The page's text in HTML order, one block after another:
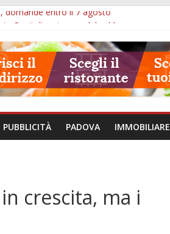
domande entro il 7 agosto
davvero un’opera
credito sul gasolio e IA nei Comuni
a settembre
PUBBLICITÀ PADOVA IMMOBILIARE
crescita, ma i